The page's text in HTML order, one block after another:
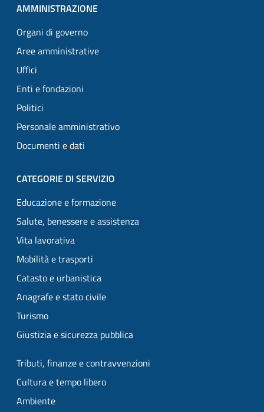
AMMINISTRAZIONE
Organi di governo
Aree amministrative
Uffici
Enti e fondazioni
Politici
Personale amministrativo
Documenti e dati
CATEGORIE DI SERVIZIO
Educazione e formazione
Salute, benessere e assistenza
Vita lavorativa
Mobilità e trasporti
Catasto e urbanistica
Anagrafe e stato civile
Turismo
Giustizia e sicurezza pubblica
Tributi, finanze e contravvenzioni
Cultura e tempo libero
Ambiente